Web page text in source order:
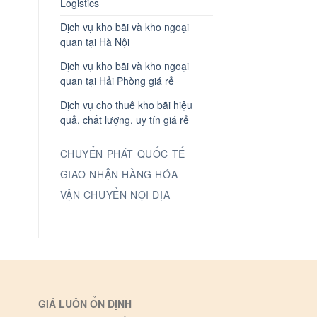
Dịch vụ kho bãi và kho ngoại
quan tại Hà Nội
Dịch vụ kho bãi và kho ngoại
quan tại Hải Phòng giá rẻ
Dịch vụ cho thuê kho bãi hiệu
quả, chất lượng, uy tín giá rẻ
CHUYỂN PHÁT QUỐC TẾ
GIAO NHẬN HÀNG HÓA
VẬN CHUYỂN NỘI ĐỊA
GIÁ LUÔN ỔN ĐỊNH